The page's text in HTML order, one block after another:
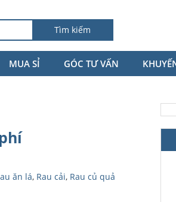
Tìm kiếm
MUA SỈ GÓC TƯ VẤN
Khoảng
từ
ăn lá, Rau cải, Rau củ quả